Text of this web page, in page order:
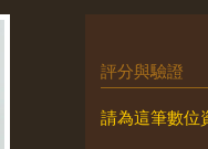
評分與驗證
請為這筆數位